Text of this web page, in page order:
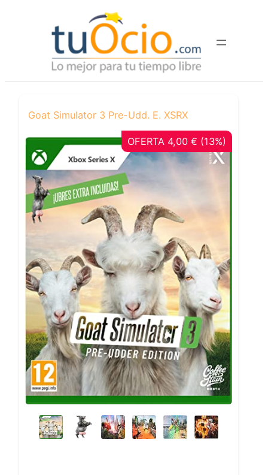
Goat Simulator 3 Pre-Udd. E. XSRX
OFERTA 4,00 € (13%)